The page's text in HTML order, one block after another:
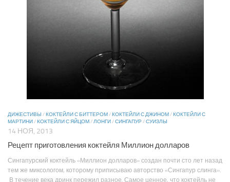
ДИЖЕСТИВЫ /КОКТЕЙЛИ С БИТТЕРОМ/КОКТЕЙЛИ С ДЖИНОМ/КОКТЕЙЛИ С
МАРТИНИ/КОКТЕЙЛИ С ЯЙЦОМ/ЛОНГИ/СИНГАПУР /СУИЗЛЫ
14 НОЯ, 2013
Рецепт приготовления коктейля Миллион долларов
Сингапурский коктейль «Миллион долларов» создан почти сто лет назад
тем же миксологом, которому приписываю авторство «Сингапур слинга».
В течение века дринк пережил разное. Самое ценное, что коктейль не